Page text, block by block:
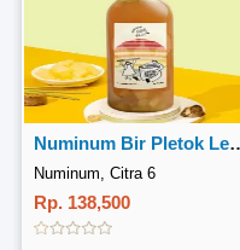
Numinum Bir
Numinum, Citra 6
Rp. 138,500